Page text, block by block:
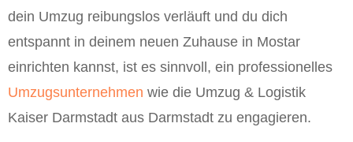
dein Umzug reibungslos verläuft und du dich
entspannt in deinem neuen Zuhause in Mostar
einrichten kannst, ist es sinnvoll, ein professionelles
Umzugsunternehmen wie die Umzug & Logistik
Kaiser Darmstadt aus Darmstadt zu engagieren.